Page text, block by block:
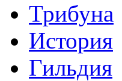
Трибуна
История
Гильдия